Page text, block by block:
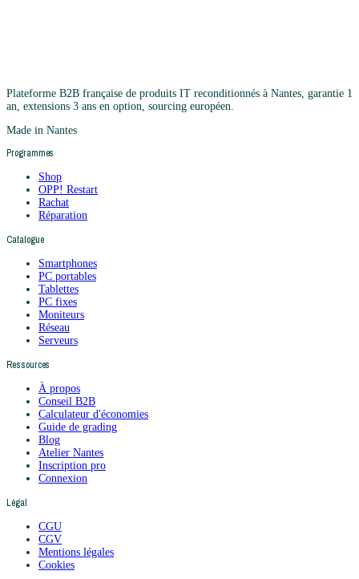
Plateforme B2B française de produits IT reconditionnés à Nantes, garantie 1
an, extensions 3 ans en option, sourcing européen.
Made in Nantes
Programmes
Shop
OPP! Restart
Rachat
Réparation
Catalogue
Smartphones
PC portables
Tablettes
PC fixes
Moniteurs
Réseau
Serveurs
Ressources
À propos
Conseil B2B
Calculateur d'économies
Guide de grading
Blog
Atelier Nantes
Inscription pro
Connexion
Légal
CGU
CGV
Mentions légales
Cookies